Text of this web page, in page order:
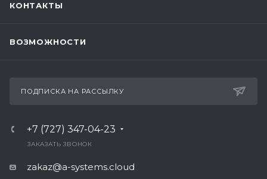
КОНТАКТЫ
ВОЗМОЖНОСТИ
ПОДПИСКА НА РАССЫЛКУ
+7 (727) 347-04-23
ЗАКАЗАТЬ ЗВОНОК
zakaz@a-systems.cloud